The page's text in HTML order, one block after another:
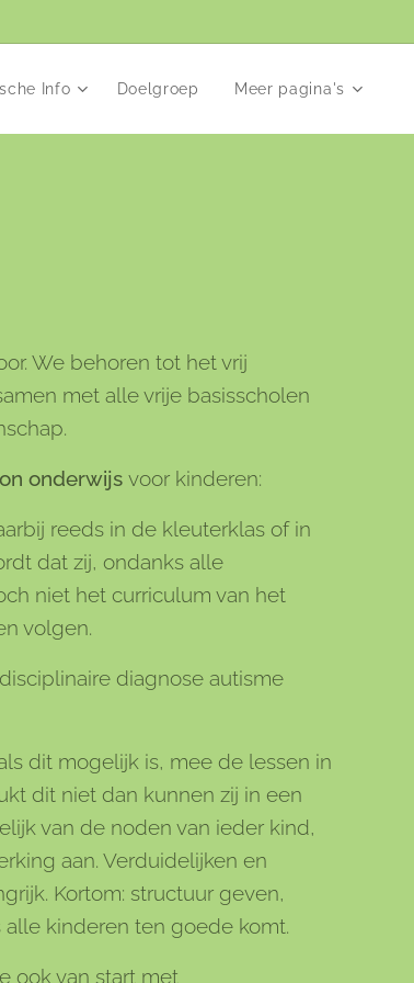
Info Doelgroep Meer pagina's
We behoren tot het vrij
met alle vrije basisscholen
onderwijs voor kinderen:
reeds in de kleuterklas of in
dat zij, ondanks alle
niet het curriculum van het
volgen.
diagnose autisme
dit mogelijk is, mee de lessen in
dit niet dan kunnen zij in een
van de noden van ieder kind,
aan. Verduidelijken en
Kortom: structuur geven,
kinderen ten goede komt.
ook van start met